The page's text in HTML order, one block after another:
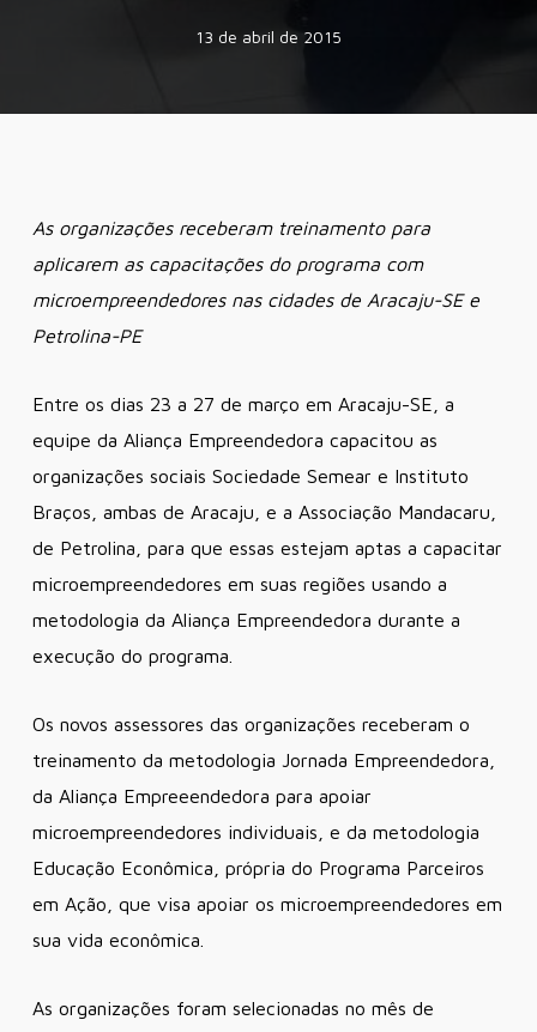
13 de abril de 2015
As organizações receberam treinamento para
aplicarem as capacitações do programa com
microempreendedores nas cidades de Aracaju-SE e
Petrolina-PE
Entre os dias 23 a 27 de março em Aracaju-SE, a
equipe da Aliança Empreendedora capacitou as
organizações sociais Sociedade Semear e Instituto
Braços, ambas de Aracaju, e a Associação Mandacaru,
de Petrolina, para que essas estejam aptas a capacitar
microempreendedores em suas regiões usando a
metodologia da Aliança Empreendedora durante a
execução do programa.
Os novos assessores das organizações receberam o
treinamento da metodologia Jornada Empreendedora,
da Aliança Empreeendedora para apoiar
microempreendedores individuais, e da metodologia
Educação Econômica, própria do Programa Parceiros
em Ação, que visa apoiar os microempreendedores em
sua vida econômica.
As organizações foram selecionadas no mês de